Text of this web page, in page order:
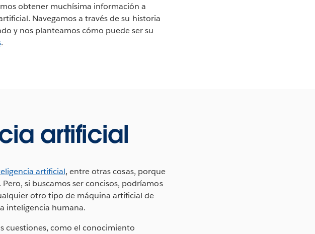
obtener muchísima información a
Navegamos a través de su historia
y nos planteamos cómo puede ser su
.
artificial
artificial, entre otras cosas, porque
si buscamos ser concisos, podríamos
otro tipo de máquina artificial de
inteligencia humana.
cuestiones, como el conocimiento